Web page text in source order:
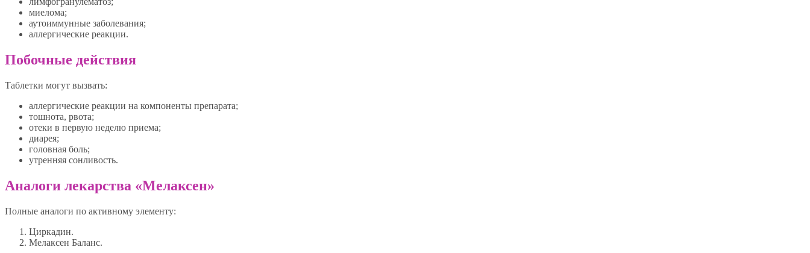
миелома;
аутоиммунные заболевания;
аллергические реакции.
Побочные действия
Таблетки могут вызвать:
аллергические реакции на компоненты препарата;
тошнота, рвота;
отеки в первую неделю приема;
диарея;
головная боль;
утренняя сонливость.
Аналоги лекарства «Мелаксен»
Полные аналоги по активному элементу:
Циркадин.
Мелаксен Баланс.